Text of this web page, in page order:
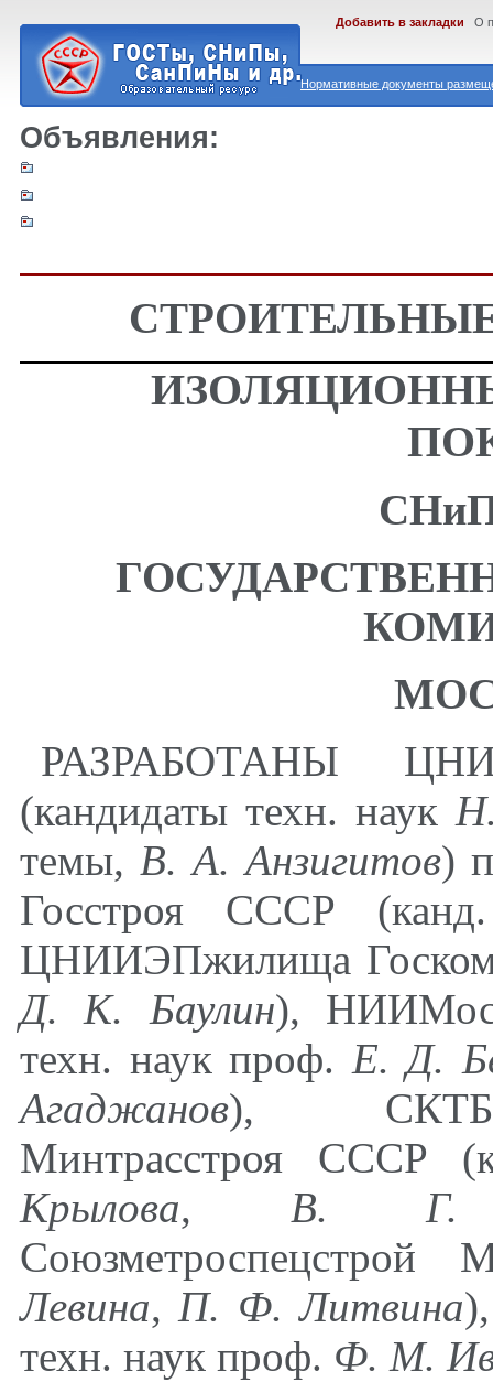
Нормативные документы
Добавить в закладки О
Объявления:
СНиП
М
РАЗРАБОТАНЫ
(кандидаты техн. наук
темы, В. А. Анзигитов)
Госстроя СССР
ЦНИИЭПжилища
Д. К. Баулин),
техн. наук проф. Е. Д.
Агаджанов), СКТБ
Минтрасстроя СССР
Крылова, В. Г.
Левина, П. Ф. Литвина
техн. наук проф. Ф. М.